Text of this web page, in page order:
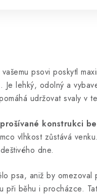
psovi poskytl
lehký, odolný a
udržovat svaly v
konstrukci
vlhkost zůstává
dne.
psa, aniž by omezoval
při běhu i procházce.